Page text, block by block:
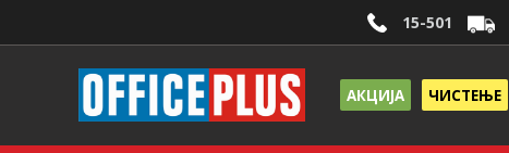
15-501
АКЦИЈА ЧИСТЕЊЕ